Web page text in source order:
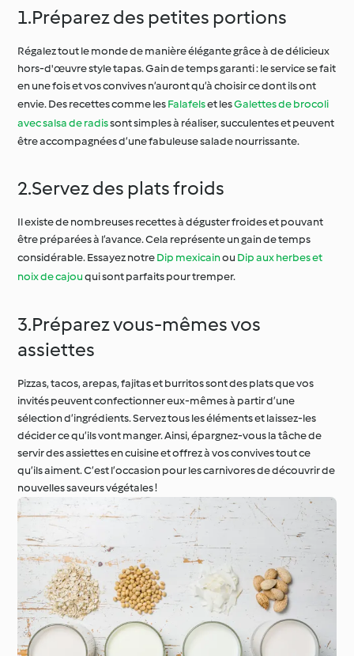
1.Préparez des petites portions
Régalez tout le monde de manière élégante grâce à de délicieux
hors-d'œuvre style tapas. Gain de temps garanti : le service se fait
en une fois et vos convives n’auront qu’à choisir ce dont ils ont
envie. Des recettes comme lesFalafelset lesGalettes de brocoli
avec salsa de radissont simples à réaliser, succulentes et peuvent
être accompagnées d’une fabuleuse salade nourrissante.
2.Servez des plats froids
Il existe de nombreuses recettes à déguster froides et pouvant
être préparées à l’avance. Cela représente un gain de temps
considérable. Essayez notreDip mexicainou Dip aux herbes et
noix de cajouqui sont parfaits pour tremper.
3.Préparez vous-mêmes vos
assiettes
Pizzas, tacos, arepas, fajitas et burritos sont des plats que vos
invités peuvent confectionner eux-mêmes à partir d’une
sélection d’ingrédients. Servez tous les éléments et laissez-les
décider ce qu’ils vont manger. Ainsi, épargnez-vous la tâche de
servir des assiettes en cuisine et offrez à vos convives tout ce
qu’ils aiment. C’est l’occasion pour les carnivores de découvrir de
nouvelles saveurs végétales !